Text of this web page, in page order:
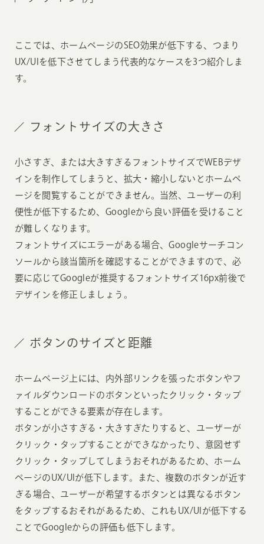
ここでは、ホームページのSEO効果が低下する、つまり
UX/UIを低下させてしまう代表的なケースを3つ紹介しま
す。
フォントサイズの大きさ
小さすぎ、または大きすぎるフォントサイズでWEBデザ
インを制作してしまうと、拡大・縮小しないとホームペ
ージを閲覧することができません。当然、ユーザーの利
便性が低下するため、Googleから良い評価を受けること
が難しくなります。
フォントサイズにエラーがある場合、Googleサーチコン
ソールから該当箇所を確認することができますので、必
要に応じてGoogleが推奨するフォントサイズ16px前後で
デザインを修正しましょう。
ボタンのサイズと距離
ホームページ上には、内外部リンクを張ったボタンやフ
ァイルダウンロードのボタンといったクリック・タップ
することができる要素が存在します。
ボタンが小さすぎる・大きすぎたりすると、ユーザーが
クリック・タップすることができなかったり、意図せず
クリック・タップしてしまうおそれがあるため、ホーム
ページのUX/UIが低下します。また、複数のボタンが近す
ぎる場合、ユーザーが希望するボタンとは異なるボタン
をタップするおそれがあるため、これもUX/UIが低下する
ことでGoogleからの評価も低下します。